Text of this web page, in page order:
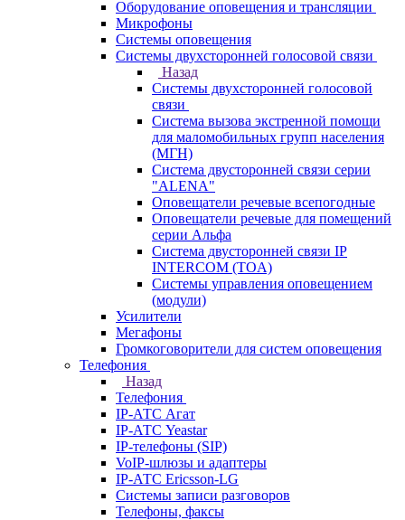
Оборудование оповещения и трансляции
Микрофоны
Системы оповещения
Системы двухсторонней голосовой связи
Назад
Системы двухсторонней голосовой
связи
Система вызова экстренной помощи
для маломобильных групп населения
(МГН)
Система двусторонней связи серии
"ALENA"
Оповещатели речевые всепогодные
Оповещатели речевые для помещений
серии Альфа
Система двусторонней связи IP
INTERCOM (TOA)
Системы управления оповещением
(модули)
Усилители
Мегафоны
Громкоговорители для систем оповещения
Телефония
Назад
Телефония
IP-АТС Агат
IP-АТС Yeastar
IP-телефоны (SIP)
VoIP-шлюзы и адаптеры
IP-АТС Ericsson-LG
Системы записи разговоров
Телефоны, факсы